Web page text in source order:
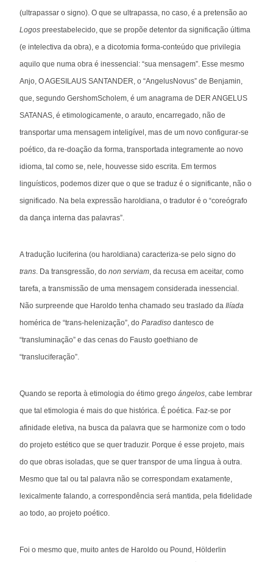
(ultrapassar o signo). O que se ultrapassa, no caso, é a pretensão ao
Logos preestabelecido, que se propõe detentor da significação última
(e intelectiva da obra), e a dicotomia forma-conteúdo que privilegia
aquilo que numa obra é inessencial: “sua mensagem”. Esse mesmo
Anjo, O AGESILAUS SANTANDER, o “AngelusNovus” de Benjamin,
que, segundo GershomScholem, é um anagrama de DER ANGELUS
SATANAS, é etimologicamente, o arauto, encarregado, não de
transportar uma mensagem inteligível, mas de um novo configurar-se
poético, da re-doação da forma, transportada integramente ao novo
idioma, tal como se, nele, houvesse sido escrita. Em termos
linguísticos, podemos dizer que o que se traduz é o significante, não o
significado. Na bela expressão haroldiana, o tradutor é o “coreógrafo
da dança interna das palavras”.
A tradução luciferina (ou haroldiana) caracteriza-se pelo signo do
trans. Da transgressão, do non serviam, da recusa em aceitar, como
tarefa, a transmissão de uma mensagem considerada inessencial.
Não surpreende que Haroldo tenha chamado seu traslado da Ilíada
homérica de “trans-helenização”, do Paradiso dantesco de
“transluminação” e das cenas do Fausto goethiano de
“transluciferação”.
Quando se reporta à etimologia do étimo grego ángelos, cabe lembrar
que tal etimologia é mais do que histórica. É poética. Faz-se por
afinidade eletiva, na busca da palavra que se harmonize com o todo
do projeto estético que se quer traduzir. Porque é esse projeto, mais
do que obras isoladas, que se quer transpor de uma língua à outra.
Mesmo que tal ou tal palavra não se correspondam exatamente,
lexicalmente falando, a correspondência será mantida, pela fidelidade
ao todo, ao projeto poético.
Foi o mesmo que, muito antes de Haroldo ou Pound, Hölderlin